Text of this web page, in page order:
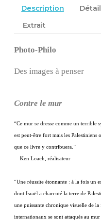
Description
Extrait
Photo-Philo
Des images à penser
Contre le mur
“Ce mur se dresse comme un terrible
est peut-être fort mais les Palestiniens
que ce livre y contribuera.”
Ken Loach, réalisateur
“Une réussite étonnante : à la fois un
dont Israël a charcuté la terre de
une puissante chronique visuelle de
internationaux se sont attaqués au